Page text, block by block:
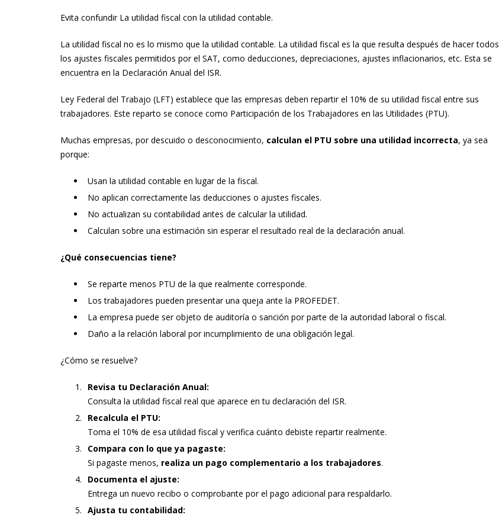
Evita confundir La utilidad fiscal con la utilidad contable.
La utilidad fiscal no es lo mismo que la utilidad contable. La utilidad fiscal es la que resulta después de hacer todos
los ajustes fiscales permitidos por el SAT, como deducciones, depreciaciones, ajustes inflacionarios, etc. Esta se
encuentra en la Declaración Anual del ISR.
Ley Federal del Trabajo (LFT) establece que las empresas deben repartir el 10% de su utilidad fiscal entre sus
trabajadores. Este reparto se conoce como Participación de los Trabajadores en las Utilidades (PTU).
Muchas empresas, por descuido o desconocimiento, calculan el PTU sobre una utilidad incorrecta, ya sea
porque:
Usan la utilidad contable en lugar de la fiscal.
No aplican correctamente las deducciones o ajustes fiscales.
No actualizan su contabilidad antes de calcular la utilidad.
Calculan sobre una estimación sin esperar el resultado real de la declaración anual.
¿Qué consecuencias tiene?
Se reparte menos PTU de la que realmente corresponde.
Los trabajadores pueden presentar una queja ante la PROFEDET.
La empresa puede ser objeto de auditoría o sanción por parte de la autoridad laboral o fiscal.
Daño a la relación laboral por incumplimiento de una obligación legal.
¿Cómo se resuelve?
Revisa tu Declaración Anual:
Consulta la utilidad fiscal real que aparece en tu declaración del ISR.
Recalcula el PTU:
Toma el 10% de esa utilidad fiscal y verifica cuánto debiste repartir realmente.
Compara con lo que ya pagaste:
Si pagaste menos, realiza un pago complementario a los trabajadores.
Documenta el ajuste:
Entrega un nuevo recibo o comprobante por el pago adicional para respaldarlo.
Ajusta tu contabilidad: